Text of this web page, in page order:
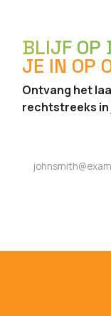
BLIJF OP
JE IN OP
Ontvang het
rechtstreeks in